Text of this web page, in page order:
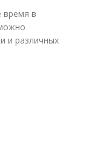
время в
и различных